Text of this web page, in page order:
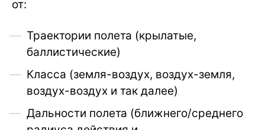
от:
Траектории полета (крылатые,
баллистические)
Класса (земля-воздух, воздух-земля,
воздух-воздух и так далее)
Дальности полета (ближнего/среднего